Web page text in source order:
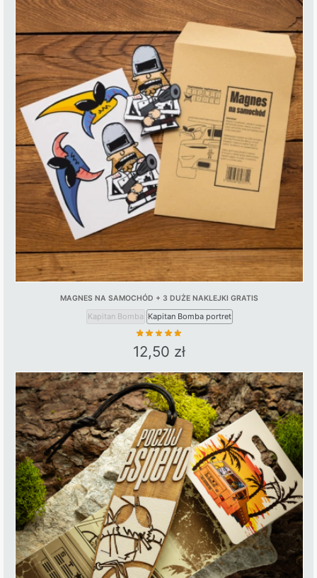
MAGNES NA SAMOCHÓD + 3 DUŻE NAKLEJKI GRATIS
Kapitan Bomba Kapitan Bomba portret
12,50 zł
This
product
has
multiple
variants.
The
options
may
chosen
on
the
product